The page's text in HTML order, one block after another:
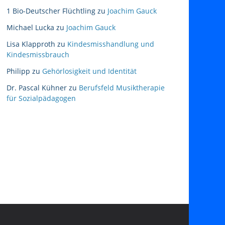
1 Bio-Deutscher Flüchtling zu Joachim Gauck
Michael Lucka zu Joachim Gauck
Lisa Klapproth zu Kindesmisshandlung und
Kindesmissbrauch
Philipp zu Gehörlosigkeit und Identität
Dr. Pascal Kühner zu Berufsfeld Musiktherapie
für Sozialpädagogen